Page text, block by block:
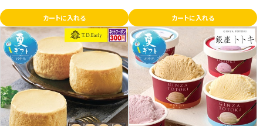
カートに入れる カートに入れる